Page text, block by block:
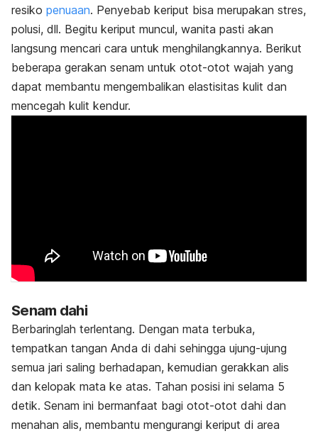
resiko penuaan. Penyebab keriput bisa merupakan stres,
polusi, dll. Begitu keriput muncul, wanita pasti akan
langsung mencari cara untuk menghilangkannya. Berikut
beberapa gerakan senam untuk otot-otot wajah yang
dapat membantu mengembalikan elastisitas kulit dan
mencegah kulit kendur.
Senam dahi
Berbaringlah terlentang. Dengan mata terbuka,
tempatkan tangan Anda di dahi sehingga ujung-ujung
semua jari saling berhadapan, kemudian gerakkan alis
dan kelopak mata ke atas. Tahan posisi ini selama 5
detik. Senam ini bermanfaat bagi otot-otot dahi dan
menahan alis, membantu mengurangi keriput di area